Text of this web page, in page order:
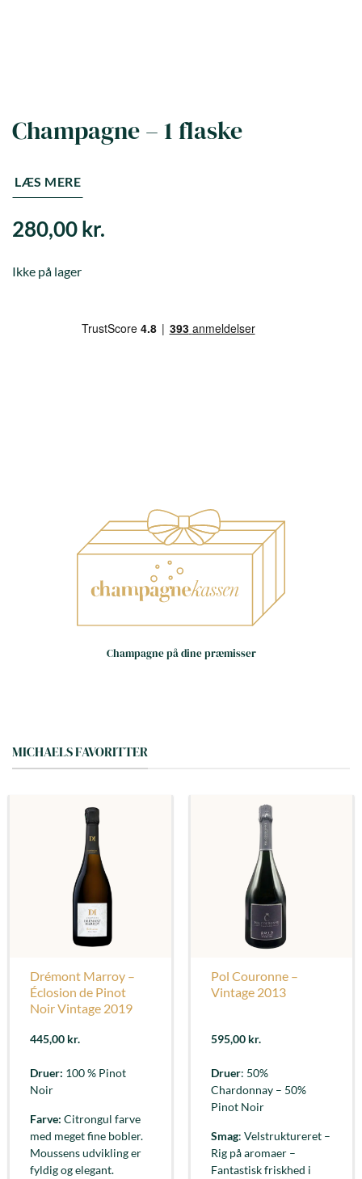
Champagne – 1 flaske
LÆS MERE
280,00kr.
Ikke på lager
Champagne på dine præmisser
Håndværk frem for
MICHAELS FAVORITTER
Drémont Marroy –
Éclosion de Pinot
Noir Vintage 2019
445,00 kr.
Druer: 100 % Pinot
Noir
Farve: Citrongul farve
med meget fine bobler.
Moussens udvikling er
fyldig og elegant.
Pol Couronne –
Vintage 2013
595,00 kr.
Druer: 50%
Chardonnay – 50%
Pinot Noir
Smag: Velstruktureret –
Rig på aromaer –
Fantastisk friskhed i